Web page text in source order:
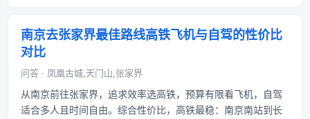
南京去张家界最佳路线高铁飞机与自驾的性价比
对比
问答 · 凤凰古城,天门山,张家界
从南京前往张家界，追求效率选高铁，预算有限看飞机，自驾
适合多人且时间自由。综合性价比，高铁最稳：南京南站到长